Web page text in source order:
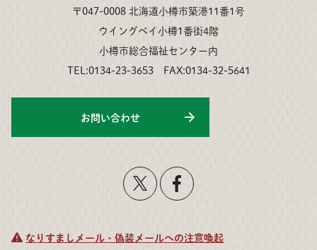
〒047-0008 北海道小樽市築港11番1号
ウイングベイ小樽1番街4階
小樽市総合福祉センター内
TEL:0134-23-3653 FAX:0134-32-5641
お問い合わせ
なりすましメール・偽装メールへの注意喚起